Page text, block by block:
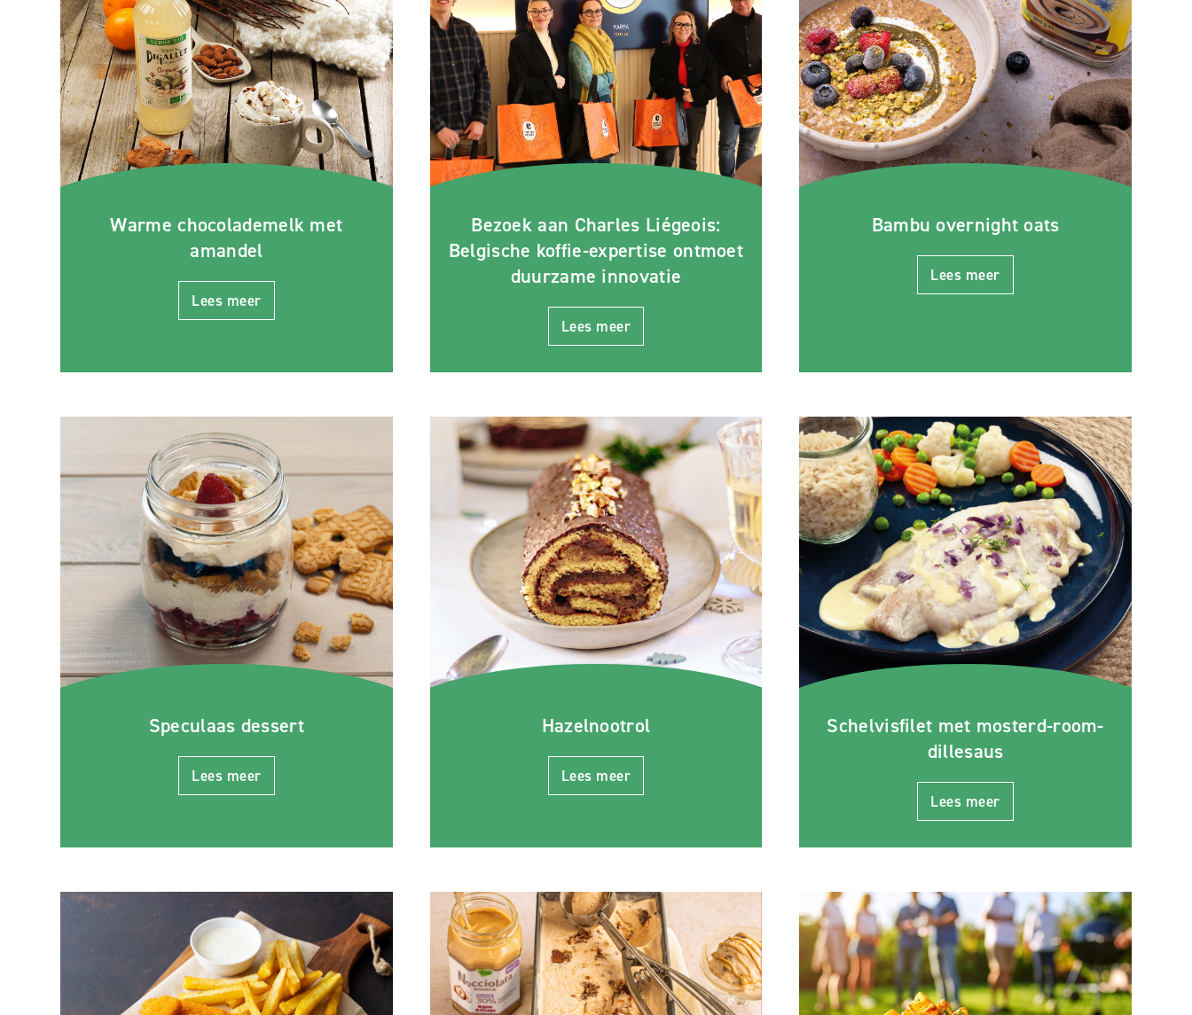
Warme chocolademelk met
amandel
Lees meer
Bezoek aan Charles Liégeois:
Belgische koffie-expertise ontmoet
duurzame innovatie
Lees meer
Bambu overnight oats
Lees meer
Speculaas dessert
Lees meer
Hazelnootrol
Lees meer
Schelvisfilet met mosterd-room-
dillesaus
Lees meer